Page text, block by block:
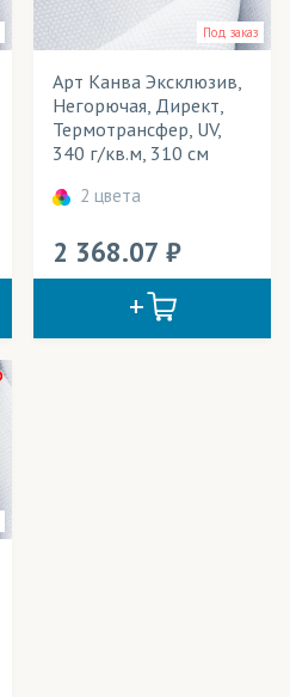
Под заказ
Арт Канва Эксклюзив,
Негорючая, Директ,
Термотрансфер, UV,
340 г/кв.м, 310 см
2 цвета
2 368.07